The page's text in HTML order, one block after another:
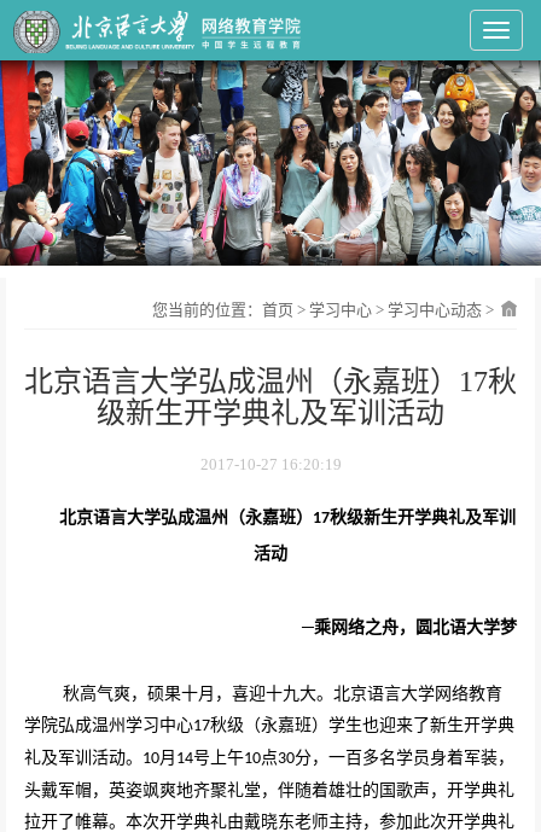
Toggle
您当前的位置： 首页 > 学习中心 > 学习中心动态 >
北京语言大学弘成温州（永嘉班）17秋
级新生开学典礼及军训活动
2017-10-27 16:20:19
北京语言大学弘成温州（永嘉班） 17秋级新生开学典礼及军训
活动
─乘网络之舟，圆北语大学梦
秋高气爽，硕果十月，喜迎十九大。北京语言大学网络教育
学院弘成温州学习中心17秋级（永嘉班）学生也迎来了新生开学典
礼及军训活动。 10月 14号上午10点30分，一百多名学员身着军装，
头戴军帽，英姿飒爽地齐聚礼堂，伴随着雄壮的国歌声，开学典礼
拉开了帷幕。本次开学典礼由戴晓东老师主持，参加此次开学典礼